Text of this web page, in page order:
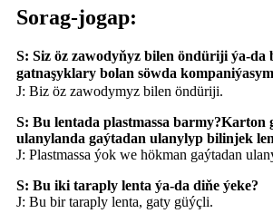
Sorag-jogap:
S: Siz öz zawodyňyz bilen öndüriji ýa-da
gatnaşyklary bolan söwda
J: Biz öz zawodymyz bilen öndüriji.
S: Bu lentada plastmassa barmy?Karton
ulanylanda gaýtadan ulanylyp bilinjek
J: Plastmassa ýok we hökman gaýtadan
S: Bu iki taraply lenta ýa-da diňe ýeke?
J: Bu bir taraply lenta, gaty güýçli.